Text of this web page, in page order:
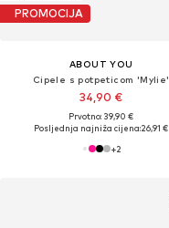
PROMOCIJA
ABOUT YOU
Cipele s potpeticom 'Mylie'
34,90 €
Prvotno: 39,90 €
Posljednja najniža cijena:26,91 €
+2